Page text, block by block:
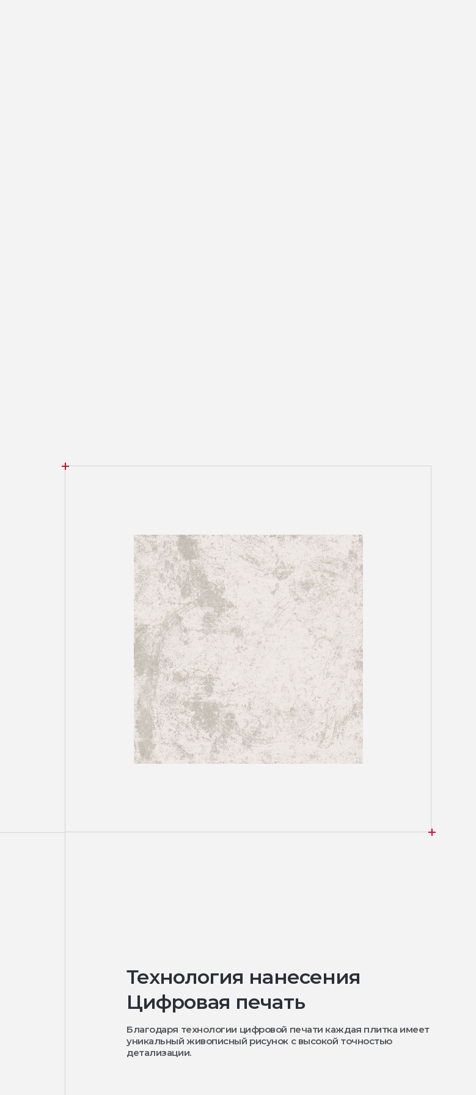
Технология нанесения
Цифровая печать
Благодаря технологии цифровой печати каждая плитка имеет
уникальный живописный рисунок с высокой точностью
детализации.